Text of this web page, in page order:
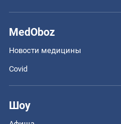
MedOboz
Новости медицины
Covid
Шоу